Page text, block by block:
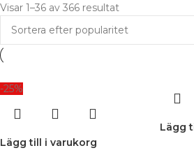
Visar 1–36 av 366 resultat
-25%
Lägg till i varukorg
Lägg